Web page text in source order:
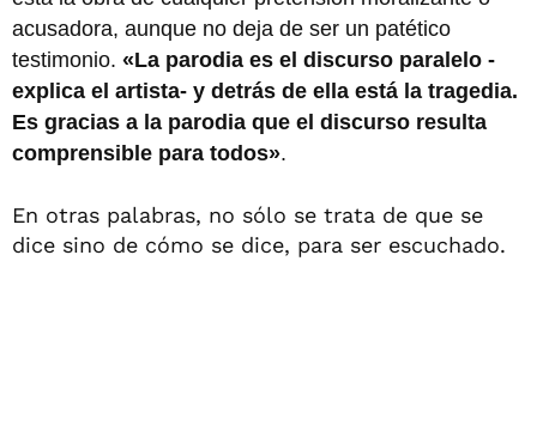
acusadora, aunque no deja de ser un patético
testimonio. «La parodia es el discurso paralelo -
explica el artista- y detrás de ella está la tragedia.
Es gracias a la parodia que el discurso resulta
comprensible para todos».
En otras palabras, no sólo se trata de que se
dice sino de cómo se dice, para ser escuchado.